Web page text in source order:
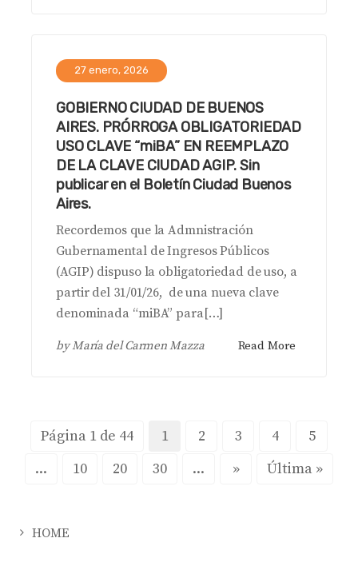
27 enero, 2026
GOBIERNO CIUDAD DE BUENOS
AIRES. PRÓRROGA OBLIGATORIEDAD
USO CLAVE “miBA” EN REEMPLAZO
DE LA CLAVE CIUDAD AGIP. Sin
publicar en el Boletín Ciudad Buenos
Aires.
Recordemos que la Admnistración
Gubernamental de Ingresos Públicos
(AGIP) dispuso la obligatoriedad de uso, a
partir del 31/01/26, de una nueva clave
denominada “miBA” para[…]
byMaría del Carmen Mazza Read More
Página 1 de 44 1 2 3 4
5
...
10 20 30 ... » Última »
HOME